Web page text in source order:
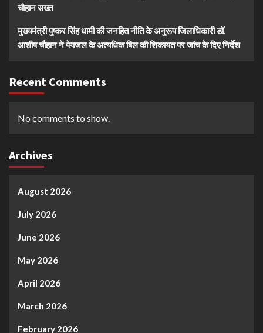
चौहान सख्त
मुख्यमंत्री पुष्कर सिंह धामी की जनहित नीति के अनुरूप जिलाधिकारी डॉ.
आशीष चौहान ने पेयजल के अत्यधिक बिल की शिकायत पर जांच के दिए निर्देश
Recent Comments
No comments to show.
Archives
August 2026
July 2026
June 2026
May 2026
April 2026
March 2026
February 2026